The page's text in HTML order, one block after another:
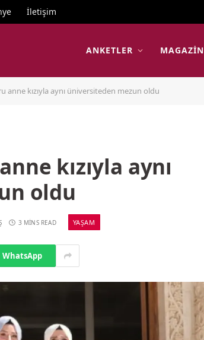
İletişim
ANKETLER MAGAZIN
anne kızıyla aynı üniversiteden mezun oldu
kızıyla aynı
oldu
3 MINS READ YAŞAM
WhatsApp